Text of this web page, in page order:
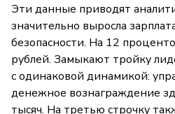
Эти данные приводят
значительно выросла
безопасности. На 12
рублей. Замыкают тройку
с одинаковой динамикой:
денежное вознаграждение
тысяч. На третью строчку